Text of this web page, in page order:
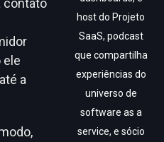
contato
ele
a
host do Projeto
SaaS, podcast
que compartilha
experiências do
universo de
software as a
service, e sócio